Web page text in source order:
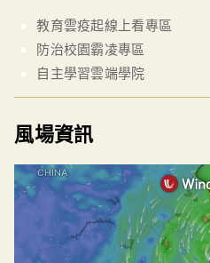
教育雲疫起線上看專區
防治校園霸凌專區
自主學習雲端學院
風場資訊